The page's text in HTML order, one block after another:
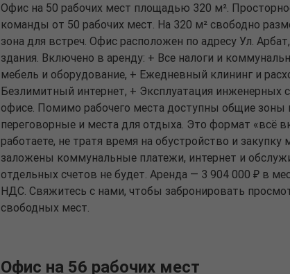
Офис на 50 рабочих мест площадью 320 м².
команды от 50 рабочих мест. На 320 м² свободно
зона для встреч. Офис расположен по адресу Ул.
здания. Включено в аренду: + Все налоги и
мебель и оборудование, + Ежедневный клининг и
Безлимитный интернет, + Эксплуатация инженерных
офисе. Помимо рабочего места доступны общие зоны
переговорные и места для отдыха. Это формат «всё
работаете, не тратя время на обустройство и
заложены коммунальные платежи, интернет и
отдельных счетов не будет. Аренда — 3 904 000 ₽ в
НДС. Свяжитесь с нами, чтобы забронировать
свободных мест.
Офис на 56 рабочих мест